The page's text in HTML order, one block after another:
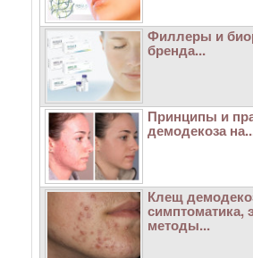
Филлеры и
бренда...
Принципы и
демодекоза
Клещ
симптоматика,
методы...